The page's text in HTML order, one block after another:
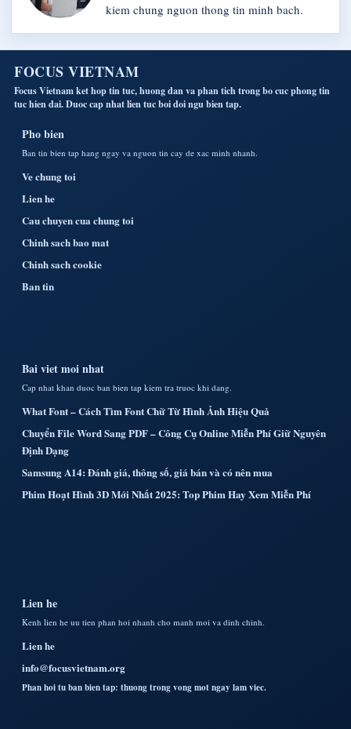
kiem chung nguon thong tin minh bach.
FOCUS VIETNAM
Focus Vietnam ket hop tin tuc, huong dan va phan tich trong bo cuc phong tin
tuc hien dai. Duoc cap nhat lien tuc boi doi ngu bien tap.
Pho bien
Ban tin bien tap hang ngay va nguon tin cay de xac minh nhanh.
Ve chung toi
Lien he
Cau chuyen cua chung toi
Chinh sach bao mat
Chinh sach cookie
Ban tin
Bai viet moi nhat
Cap nhat khan duoc ban bien tap kiem tra truoc khi dang.
What Font – Cách Tìm Font Chữ Từ Hình Ảnh Hiệu Quả
Chuyển File Word Sang PDF – Công Cụ Online Miễn Phí Giữ Nguyên
Định Dạng
Samsung A14: Đánh giá, thông số, giá bán và có nên mua
Phim Hoạt Hình 3D Mới Nhất 2025: Top Phim Hay Xem Miễn Phí
Lien he
Kenh lien he uu tien phan hoi nhanh cho manh moi va dinh chinh.
Lien he
info@focusvietnam.org
Phan hoi tu ban bien tap: thuong trong vong mot ngay lam viec.